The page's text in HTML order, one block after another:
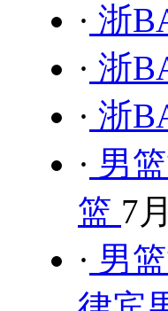
· 浙
· 浙
· 浙
· 男
篮 7
· 男